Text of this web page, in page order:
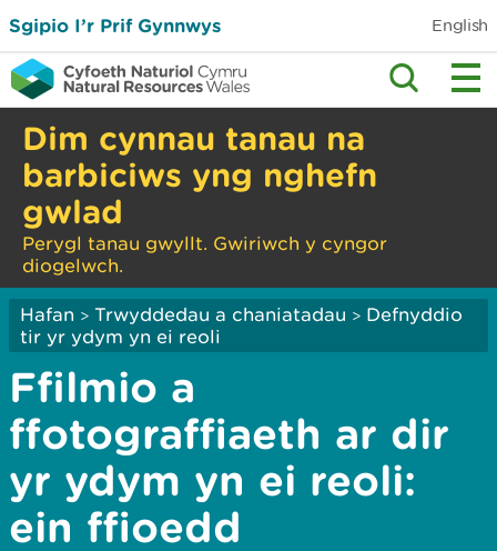
Sgipio I’r Prif Gynnwys English
Dim cynnau tanau na
barbiciws yng nghefn
gwlad
Perygl tanau gwyllt. Gwiriwch y cyngor
diogelwch.
Hafan > Trwyddedau a chaniatadau > Defnyddio
tir yr ydym yn ei reoli
Ffilmio a
ffotograffiaeth ar dir
yr ydym yn ei reoli:
ein ffioedd